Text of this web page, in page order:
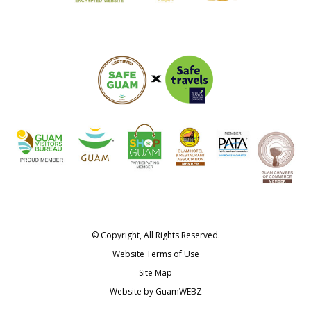
© Copyright, All Rights Reserved.
Website Terms of Use
Site Map
Website by GuamWEBZ